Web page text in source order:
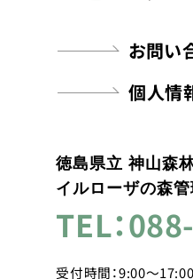
お問い
個人情
徳島県立 神山森
イルローザの森
TEL：
受付時間：9:00～17:00